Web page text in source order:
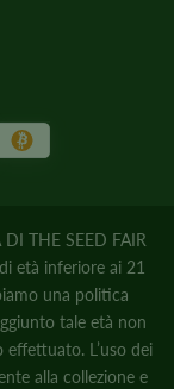
THE SEED FAIR
età inferiore ai 21
una politica
tale età non
effettuato. L’uso dei
alla collezione e